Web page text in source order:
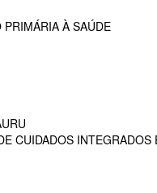
À SAÚDE
CUIDADOS